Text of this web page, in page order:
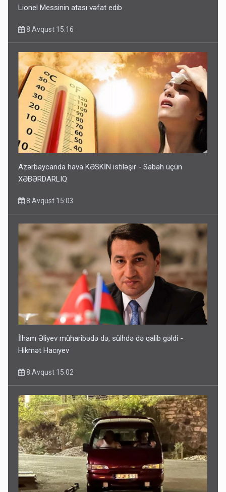
Lionel Messinin atası vəfat edib
8 Avqust 15:16
Azərbaycanda hava KƏSKİN istiləşir - Sabah üçün
XƏBƏRDARLIQ
8 Avqust 15:03
İlham Əliyev müharibədə də, sülhdə də qalib gəldi -
Hikmət Hacıyev
8 Avqust 15:02